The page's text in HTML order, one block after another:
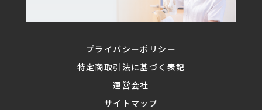
プライバシーポリシー
特定商取引法に基づく表記
運営会社
サイトマップ